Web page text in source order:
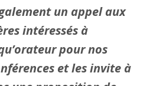
un appel aux
intéressés à
pour nos
et les invite à